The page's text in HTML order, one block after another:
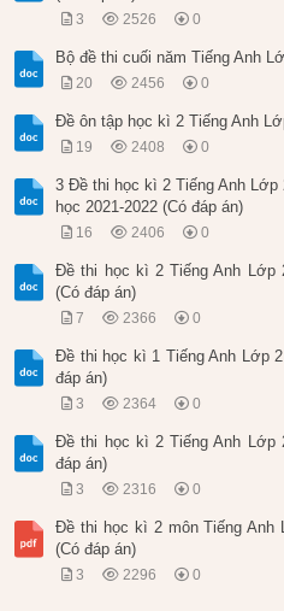
3 2526 0
Bộ đề thi cuối năm Tiếng Anh
20 2456 0
Đề ôn tập học kì 2 Tiếng Anh
19 2408 0
3 Đề thi học kì 2 Tiếng Anh Lớp
học 2021-2022 (Có đáp án)
16 2406 0
Đề thi học kì 2 Tiếng Anh Lớp
(Có đáp án)
7 2366 0
Đề thi học kì 1 Tiếng Anh Lớp
đáp án)
3 2364 0
Đề thi học kì 2 Tiếng Anh Lớp
đáp án)
3 2316 0
Đề thi học kì 2 môn Tiếng Anh
(Có đáp án)
3 2296 0